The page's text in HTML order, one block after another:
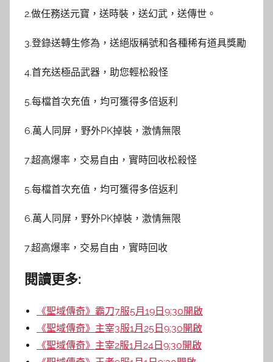
2.做任務送元寶，送時裝，送幻武，送傳世。
3.登錄送轉生修為，送絕版稱號和各種稀有道具獎勵
4.首充送極品武器，助您輕松殺怪
5.每檔首次充值，均可獲得多倍返利
6.萬人同屏，野外PK掉裝，激情無限
7.超高爆率，交易自由，實時回收松殺怪
5.每檔首次充值，均可獲得多倍返利
6.萬人同屏，野外PK掉裝，激情無限
7.超高爆率，交易自由，實時回收
閱讀更多:
《聖域傳奇》霸刀7服5月19日9:30開啟
《聖域傳奇》主宰3服1月25日9:30開啟
《聖域傳奇》主宰2服1月24日9:30開啟